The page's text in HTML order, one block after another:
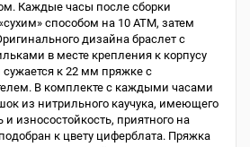
Каждые часы после сборки
способом на 10 АТМ, затем
дизайна браслет с
в месте крепления к корпусу
к 22 мм пряжке с
В комплекте с каждыми часами
из нитрильного каучука, имеющего
износостойкость, приятного на
к цвету циферблата. Пряжка